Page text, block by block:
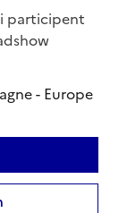
participent
- Europe